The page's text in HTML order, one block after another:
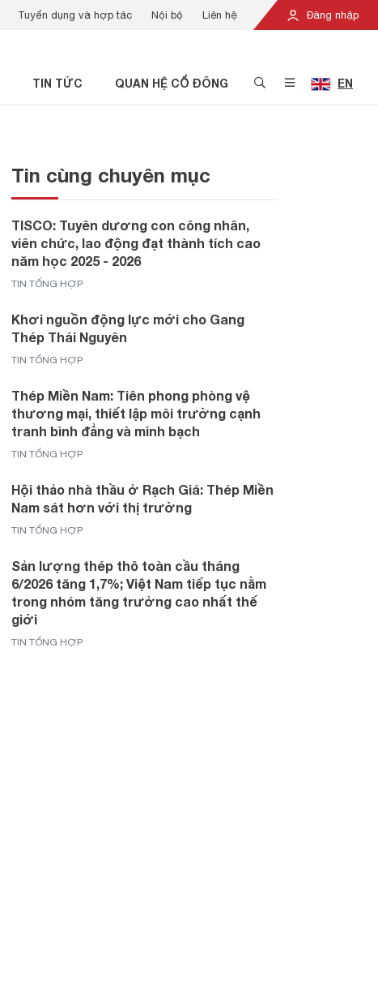
Đăng nhập
Tuyển dụng và hợp tác Nội bộ Liên hệ
TIN TỨC QUAN HỆ CỔ ĐÔNG EN
Tin cùng chuyên mục
TISCO: Tuyên dương con công nhân,
viên chức, lao động đạt thành tích cao
năm học 2025 - 2026
TIN TỔNG HỢP
Khơi nguồn động lực mới cho Gang
Thép Thái Nguyên
TIN TỔNG HỢP
Thép Miền Nam: Tiên phong phòng vệ
thương mại, thiết lập môi trường cạnh
tranh bình đẳng và minh bạch
TIN TỔNG HỢP
Hội thảo nhà thầu ở Rạch Giá: Thép Miền
Nam sát hơn với thị trường
TIN TỔNG HỢP
Sản lượng thép thô toàn cầu tháng
6/2026 tăng 1,7%; Việt Nam tiếp tục nằm
trong nhóm tăng trưởng cao nhất thế
giới
TIN TỔNG HỢP